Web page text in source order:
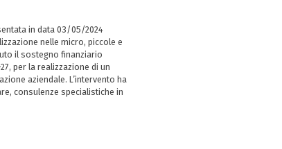
in data 03/05/2024
nelle micro, piccole e
il sostegno finanziario
per la realizzazione di un
aziendale. L’intervento ha
consulenze specialistiche in